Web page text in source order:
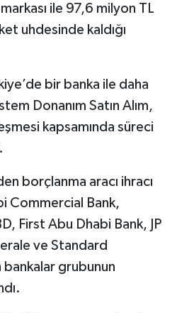
ile 97,6 milyon TL
uhdesinde kaldığı
bir banka ile daha
Donanım Satın Alım,
kapsamında süreci
borçlanma aracı ihracı
Commercial Bank,
First Abu Dhabi Bank, JP
ve Standard
grubunun